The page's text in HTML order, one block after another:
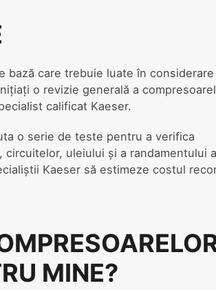
bază care trebuie luate în
o revizie generală a
calificat Kaeser.
o serie de teste pentru a verifica
uleiului și a randamentului
Kaeser să estimeze costul
MINE?